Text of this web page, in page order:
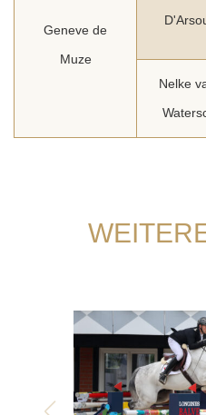
Geneve de
Muze
Nelke